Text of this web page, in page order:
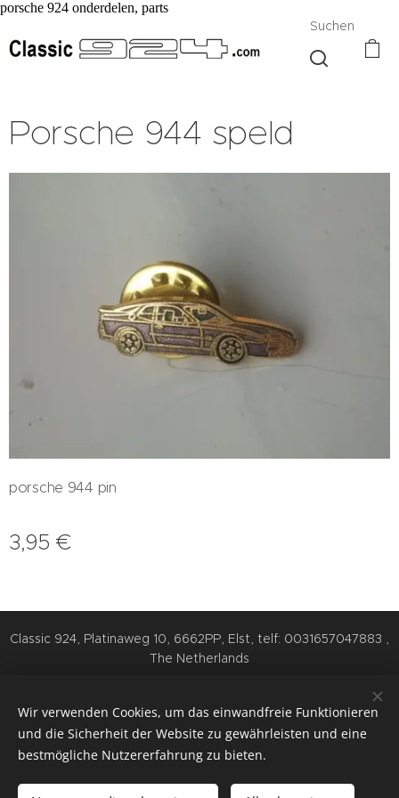
porsche 924 onderdelen, parts
Suchen
Porsche 944 speld
porsche 944 pin
3,95 €
Classic 924, Platinaweg 10, 6662PP, Elst, telf: 0031657047883 ,
The Netherlands
Nederlands
English Deutsch
Wir verwenden Cookies, um das einwandfreie Funktionieren
und die Sicherheit der Website zu gewährleisten und eine
bestmögliche Nutzererfahrung zu bieten.